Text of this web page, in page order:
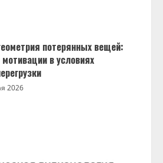
потерянных вещей:
в условиях
2026